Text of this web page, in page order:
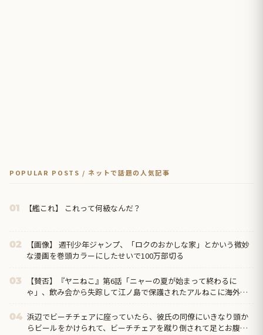
POPULAR POSTS / ネットで話題の人気記事
01 【艦これ】 これって何級なんだ？
02
【画像】 週刊少年ジャンプ、「ロクのおかしな家」とかいう微妙
な漫画を巻頭カラーにしたせいで100万部切る
03
【賛否】『ヤニねこ』第6話「ニャーの夏が始まって終わるに
ゃ」、飲み会から失踪して江ノ島で保護されたアルねこに海外ざ
ぞ、夢か？」
04 浜辺でビーチチェアに座っていたら、彼氏の同僚にいきなり頭か
らビールをかけられて、ビーチチェアを蹴り倒されて足とお腹を